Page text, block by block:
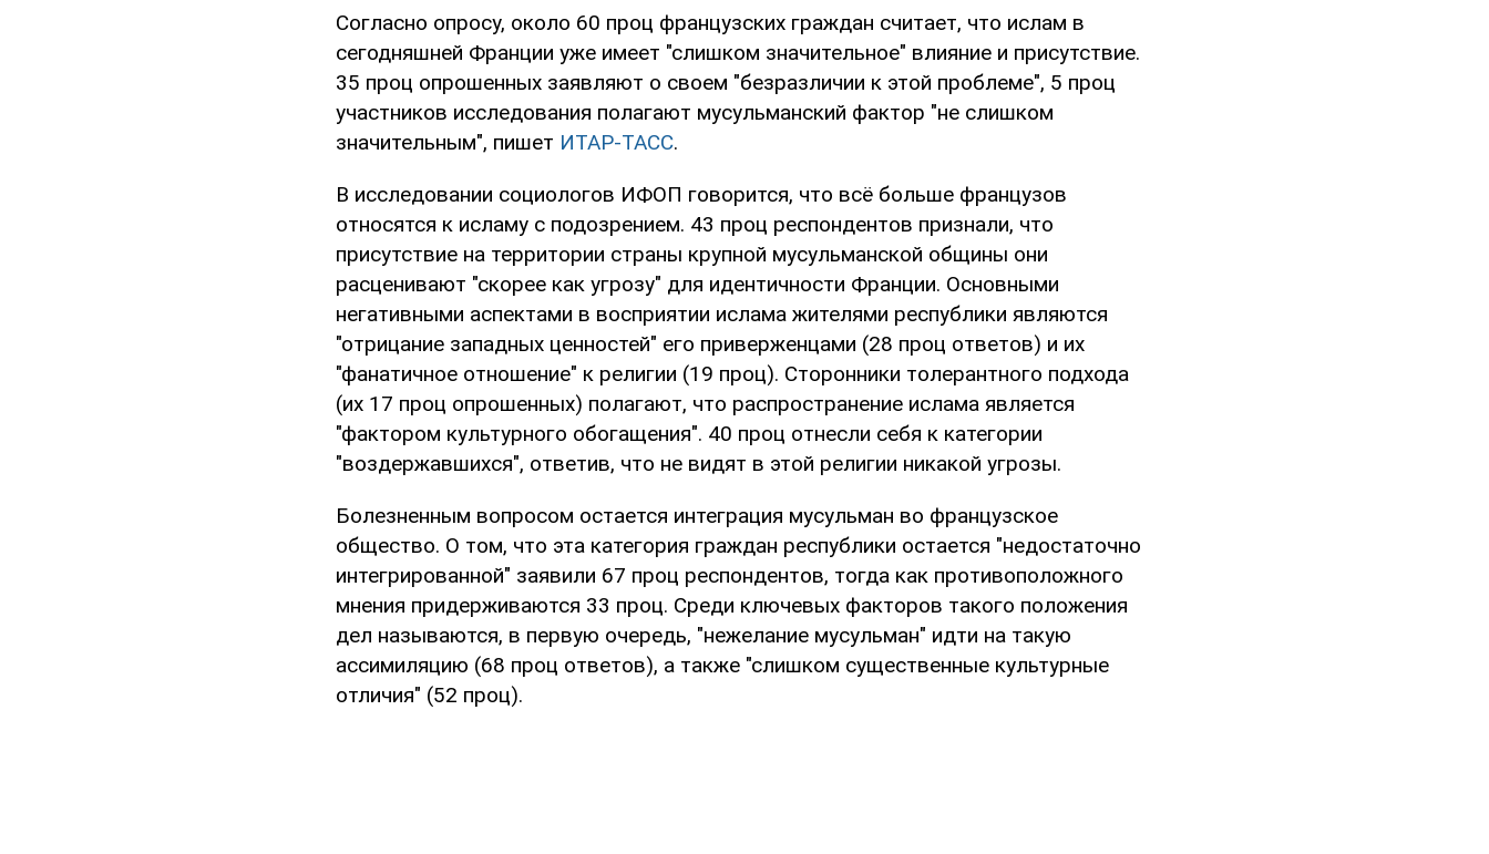
Согласно опросу, около 60 проц французских граждан считает, что ислам в
сегодняшней Франции уже имеет "слишком значительное" влияние и присутствие.
35 проц опрошенных заявляют о своем "безразличии к этой проблеме", 5 проц
участников исследования полагают мусульманский фактор "не слишком
значительным", пишет ИТАР-ТАСС.
В исследовании социологов ИФОП говорится, что всё больше французов
относятся к исламу с подозрением. 43 проц респондентов признали, что
присутствие на территории страны крупной мусульманской общины они
расценивают "скорее как угрозу" для идентичности Франции. Основными
негативными аспектами в восприятии ислама жителями республики являются
"отрицание западных ценностей" его приверженцами (28 проц ответов) и их
"фанатичное отношение" к религии (19 проц). Сторонники толерантного подхода
(их 17 проц опрошенных) полагают, что распространение ислама является
"фактором культурного обогащения". 40 проц отнесли себя к категории
"воздержавшихся", ответив, что не видят в этой религии никакой угрозы.
Болезненным вопросом остается интеграция мусульман во французское
общество. О том, что эта категория граждан республики остается "недостаточно
интегрированной" заявили 67 проц респондентов, тогда как противоположного
мнения придерживаются 33 проц. Среди ключевых факторов такого положения
дел называются, в первую очередь, "нежелание мусульман" идти на такую
ассимиляцию (68 проц ответов), а также "слишком существенные культурные
отличия" (52 проц).